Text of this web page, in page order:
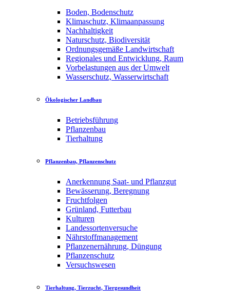
Boden, Bodenschutz
Klimaschutz, Klimaanpassung
Nachhaltigkeit
Naturschutz, Biodiversität
Ordnungsgemäße Landwirtschaft
Regionales und Entwicklung, Raum
Vorbelastungen aus der Umwelt
Wasserschutz, Wasserwirtschaft
Ökologischer Landbau
Betriebsführung
Pflanzenbau
Tierhaltung
Pflanzenbau, Pflanzenschutz
Anerkennung Saat- und Pflanzgut
Bewässerung, Beregnung
Fruchtfolgen
Grünland, Futterbau
Kulturen
Landessortenversuche
Nährstoffmanagement
Pflanzenernährung, Düngung
Pflanzenschutz
Versuchswesen
Tierhaltung, Tierzucht, Tiergesundheit